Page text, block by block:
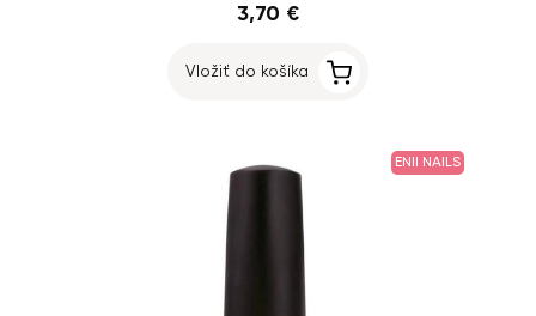
3,70 €
Vložiť do košíka
ENII NAILS